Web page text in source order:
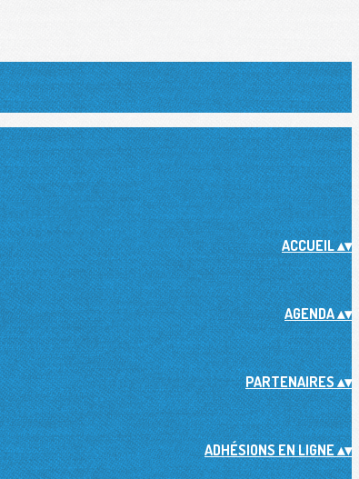
ACCUEIL▴▾
AGENDA▴▾
PARTENAIRES▴▾
ADHÉSIONS EN LIGNE▴▾